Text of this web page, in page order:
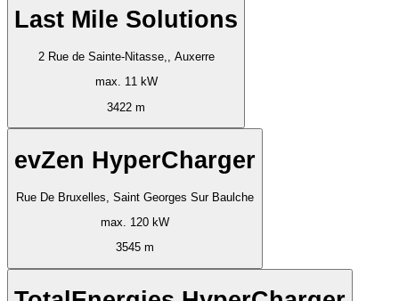
Last Mile Solutions
2 Rue de Sainte-Nitasse,, Auxerre
max. 11 kW
3422 m
evZen HyperCharger
Rue De Bruxelles, Saint Georges Sur Baulche
max. 120 kW
3545 m